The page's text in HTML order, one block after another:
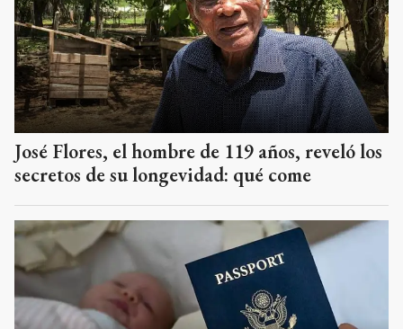
José Flores, el hombre de 119 años, reveló los
secretos de su longevidad: qué come